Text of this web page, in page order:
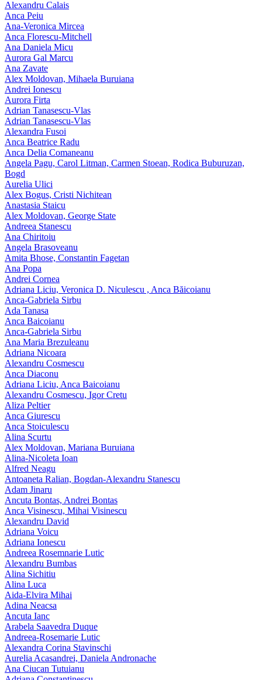
Alexandru Calais
Anca Peiu
Ana-Veronica Mircea
Anca Florescu-Mitchell
Ana Daniela Micu
Aurora Gal Marcu
Ana Zavate
Alex Moldovan, Mihaela Buruiana
Andrei Ionescu
Aurora Firta
Adrian Tanasescu‑Vlas
Adrian Tanasescu-Vlas
Alexandra Fusoi
Anca Beatrice Radu
Anca Delia Comaneanu
Angela Pagu, Carol Litman, Carmen Stoean, Rodica Buburuzan,
Bogd
Aurelia Ulici
Alex Bogus, Cristi Nichitean
Anastasia Staicu
Alex Moldovan, George State
Andreea Stanescu
Ana Chiritoiu
Angela Brasoveanu
Amita Bhose, Constantin Fagetan
Ana Popa
Andrei Cornea
Adriana Liciu, Veronica D. Niculescu , Anca Băicoianu
Anca‑Gabriela Sirbu
Ada Tanasa
Anca Baicoianu
Anca-Gabriela Sirbu
Ana Maria Brezuleanu
Adriana Nicoara
Alexandru Cosmescu
Anca Diaconu
Adriana Liciu, Anca Baicoianu
Alexandru Cosmescu, Igor Cretu
Aliza Peltier
Anca Giurescu
Anca Stoiculescu
Alina Scurtu
Alex Moldovan, Mariana Buruiana
Alina-Nicoleta Ioan
Alfred Neagu
Antoaneta Ralian, Bogdan-Alexandru Stanescu
Adam Jinaru
Ancuta Bontas, Andrei Bontas
Anca Visinescu, Mihai Visinescu
Alexandru David
Adriana Voicu
Adriana Ionescu
Andreea Rosemnarie Lutic
Alexandru Bumbas
Alina Sichitiu
Alina Luca
Aida-Elvira Mihai
Adina Neacsa
Ancuta Ianc
Arabela Saavedra Duque
Andreea-Rosemarie Lutic
Alexandra Corina Stavinschi
Aurelia Acasandrei, Daniela Andronache
Ana Ciucan Tutuianu